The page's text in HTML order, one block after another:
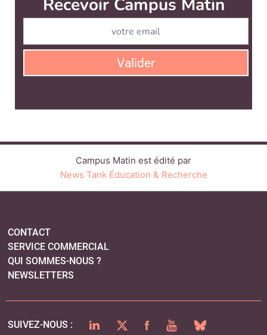
Recevoir Campus Matin
Valider
Campus Matin est édité par
News Tank Éducation & Recherche
CONTACT
SERVICE COMMERCIAL
QUI SOMMES-NOUS ?
NEWSLETTERS
SUIVEZ-NOUS : LINKEDINTWITTERFACEBOOKYOUTUBEBLUESKY